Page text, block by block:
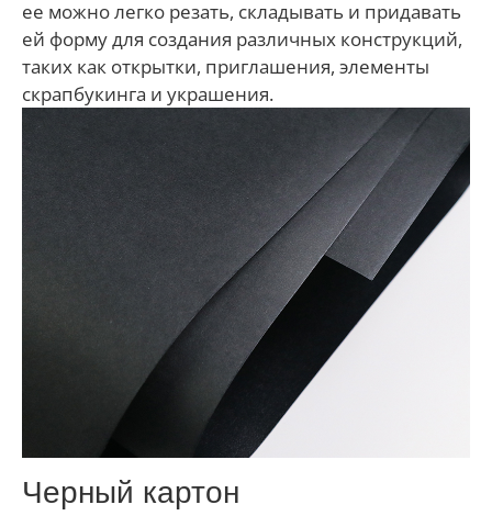
ее можно легко резать, складывать и придавать
ей форму для создания различных конструкций,
таких как открытки, приглашения, элементы
скрапбукинга и украшения.
Черный картон